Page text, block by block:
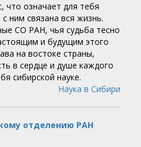
что означает для тебя
ним связана вся жизнь.
СО РАН, чья судьба тесно
и будущим этого
на востоке страны,
в сердце и душе каждого
сибирской науке.
Наука в Сибири
отделению РАН